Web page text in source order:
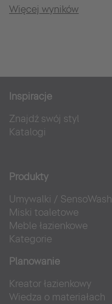
Więcej wyników
Inspiracje
Znajdź swój styl
Katalogi
Produkty
Umywalki / SensoWash
Miski toaletowe
Meble łazienkowe
Kategorie
Planowanie
Kreator łazienkowy
Wiedza o materiałach